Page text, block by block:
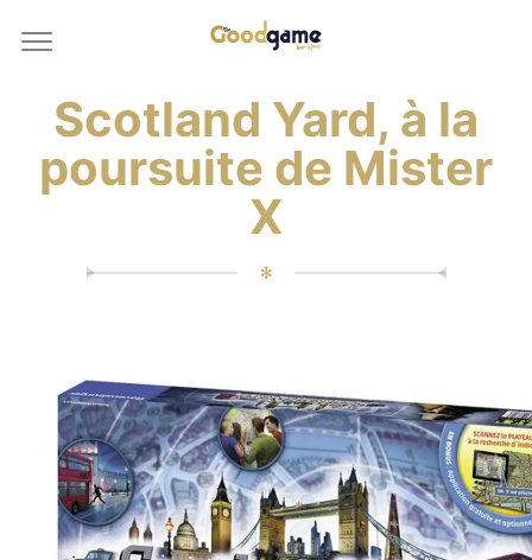
Scotland Yard, à la
poursuite de Mister
X
✻